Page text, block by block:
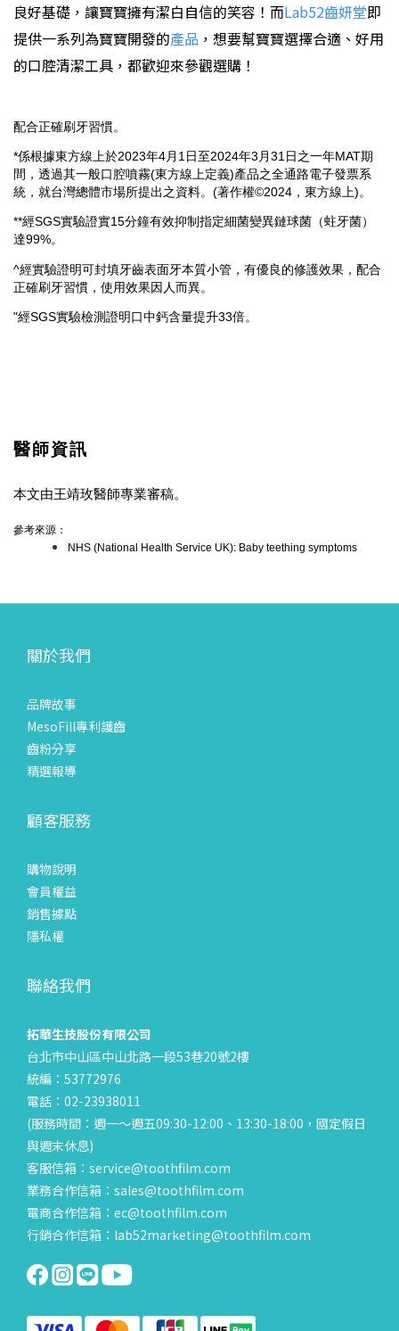
良好基礎，讓寶寶擁有潔白自信的笑容！而Lab52齒妍堂即
提供一系列為寶寶開發的產品 ，想要幫寶寶選擇合適、好用
的口腔清潔工具，都歡迎來參觀選購！
配合正確刷牙習慣。
*係根據東方線上於2023年4月1日至2024年3月31日之一年MAT期
間，透過其一般口腔噴霧(東方線上定義)產品之全通路電子發票系
統，就台灣總體市場所提出之資料。(著作權©2024，東方線上)。
**經SGS實驗證實15分鐘有效抑制指定細菌變異鏈球菌（蛀牙菌）
達99%。
^經實驗證明可封填牙齒表面牙本質小管，有優良的修護效果，配合
正確刷牙習慣，使用效果因人而異。
"經SGS實驗檢測證明口中鈣含量提升33倍。
醫師資訊
本文由王靖玫醫師專業審稿。
參考來源：
NHS (National Health Service UK): Baby teething symptoms
關於我們
品牌故事
MesoFill專利護齒
齒粉分享
精選報導
顧客服務
購物說明
會員權益
銷售據點
隱私權
聯絡我們
拓華生技股份有限公司
台北市中山區中山北路一段53巷20號2樓
統編：53772976
電話：02-23938011
(服務時間：週一～週五09:30-12:00、13:30-18:00，國定假日
與週末休息)
客服信箱：service@toothfilm.com
業務合作信箱：sales@toothfilm.com
電商合作信箱：ec@toothfilm.com
行銷合作信箱：lab52marketing@toothfilm.com